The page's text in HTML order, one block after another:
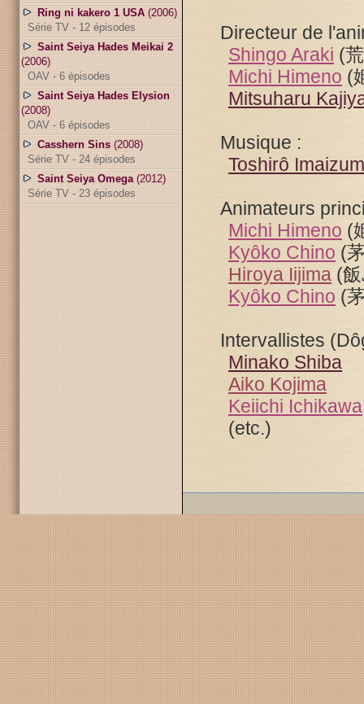
Ring ni kakero 1 USA (2006)
Série TV - 12 épisodes
Saint Seiya Hades Meikai 2
(2006)
OAV - 6 épisodes
Saint Seiya Hades Elysion
(2008)
OAV - 6 épisodes
Casshern Sins (2008)
Série TV - 24 épisodes
Saint Seiya Omega(2012)
Série TV - 23 épisodes
Directeur de
Shingo Araki (
Michi Himeno (
Mitsuharu
Musique :
Toshirô
Animateurs
Michi Himeno (
Kyôko Chino (
Hiroya Iijima (
Kyôko Chino (
Intervallistes
Minako Shiba
Aiko Kojima
Keiichi Ichikawa
(etc.)